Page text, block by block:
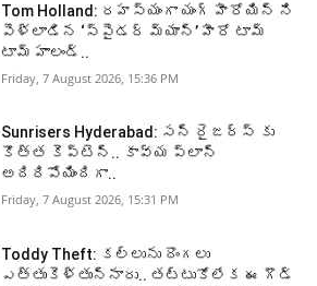
Tom Holland: రహస్యంగా యంగ్ హీరోయిన్ ని
పెళ్లాడిన ‘స్పైడర్ మ్యాన్’ హీరో టామ్
టామ్ హాలండ్..
Friday, 7 August 2026, 15:36 PM
Sunrisers Hyderabad: సన్ రైజర్స్ కు
కొత్త కెప్టెన్.. కావ్య ప్లాన్
అదిరిపోయిందిగా..
Friday, 7 August 2026, 15:31 PM
Toddy Theft: కల్లును దొంగలు
ఎత్తుకెళ్తున్నారు.. తట్టుకోలేక ఈ గౌడ్